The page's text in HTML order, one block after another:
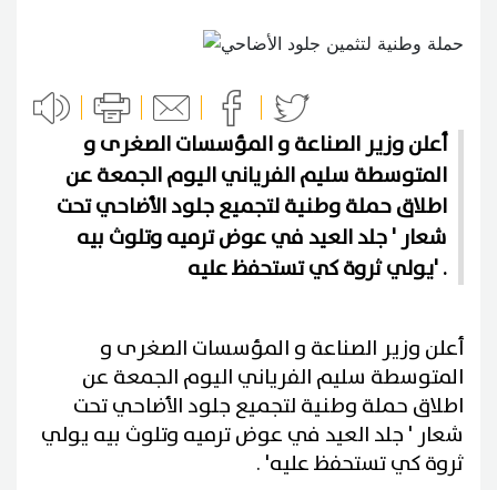
أعلن وزير الصناعة و المؤسسات الصغرى و
المتوسطة سليم الفرياني اليوم الجمعة عن
اطلاق حملة وطنية لتجميع جلود الأضاحي تحت
شعار ' جلد العيد في عوض ترميه وتلوث بيه
يولي ثروة كي تستحفظ عليه' .
أعلن وزير الصناعة و المؤسسات الصغرى و
المتوسطة سليم الفرياني اليوم الجمعة عن
اطلاق حملة وطنية لتجميع جلود الأضاحي تحت
شعار ' جلد العيد في عوض ترميه وتلوث بيه يولي
ثروة كي تستحفظ عليه' .